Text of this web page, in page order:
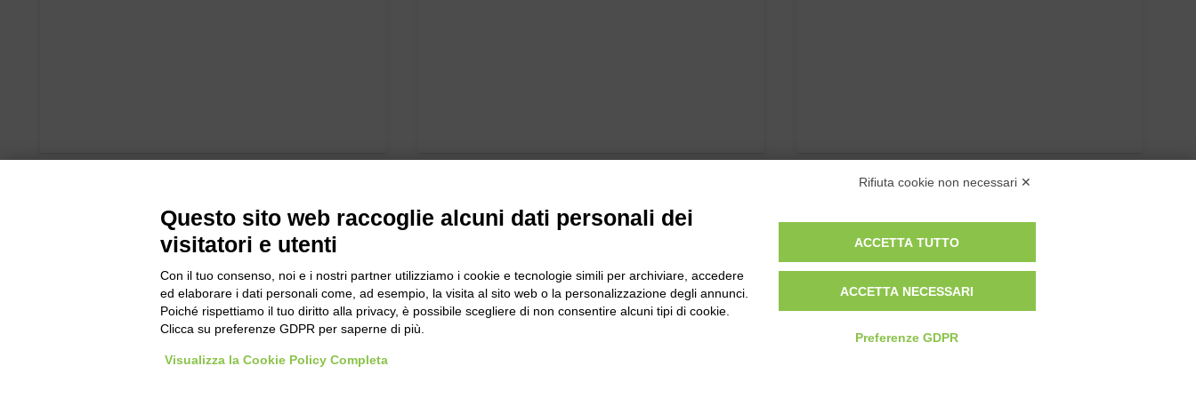
Strada Statale 231 Alba-Bra
Rifiuta cookie non necessari ✕
Questo sito web raccoglie alcuni dati personali dei
visitatori e utenti
Con il tuo consenso, noi e i nostri partner utilizziamo i cookie e tecnologie simili per archiviare, accedere
ed elaborare i dati personali come, ad esempio, la visita al sito web o la personalizzazione degli annunci.
Poiché rispettiamo il tuo diritto alla privacy, è possibile scegliere di non consentire alcuni tipi di cookie.
Clicca su preferenze GDPR per saperne di più.
Visualizza la Cookie Policy Completa
ACCETTA TUTTO
ACCETTA NECESSARI
Preferenze GDPR